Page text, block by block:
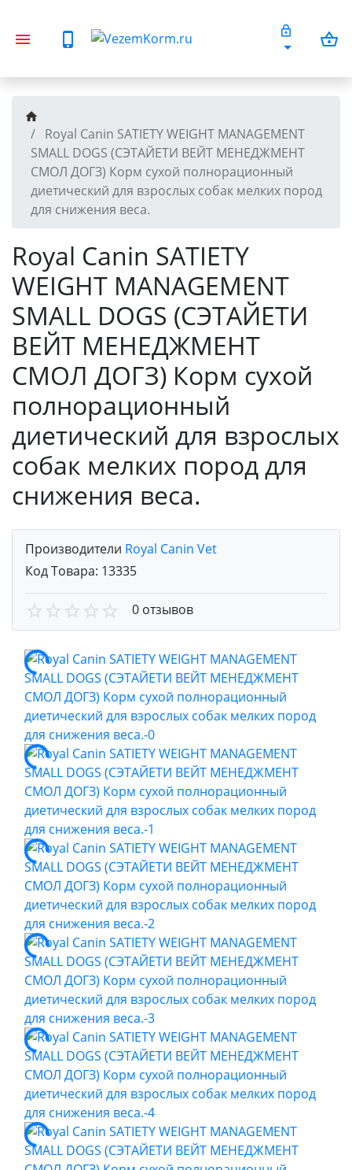
Royal Canin SATIETY WEIGHT MANAGEMENT
SMALL DOGS (СЭТАЙЕТИ ВЕЙТ МЕНЕДЖМЕНТ
СМОЛ ДОГЗ) Корм сухой полнорационный
диетический для взрослых собак мелких пород
для снижения веса.
Royal Canin SATIETY
WEIGHT MANAGEMENT
SMALL DOGS (СЭТАЙЕТИ
ВЕЙТ МЕНЕДЖМЕНТ
СМОЛ ДОГЗ) Корм сухой
полнорационный
диетический для взрослых
собак мелких пород для
снижения веса.
Производители Royal Canin Vet
Код Товара: 13335
0 отзывов